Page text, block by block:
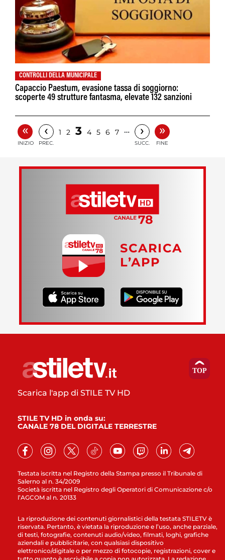
CONTROLLI DELLA MUNICIPALE
Capaccio Paestum, evasione tassa di soggiorno:
scoperte 49 strutture fantasma, elevate 132 sanzioni
«
INIZIO
‹
PREC.
1 2 3 4 5 6 7 … ›
SUCC.
»
FINE
SCARICA
L’APP
Testata iscritta nel Registro della Stampa presso il Tribunale di
Salerno al n. 34/2009
Società iscritta nel Registro degli Operatori di Comunicazione c/o
l’AGCOM al n. 20133
Scarica l'app di STILE TV HD
STILE TV HD in onda su:
CANALE 78 DEL DIGITALE TERRESTRE
La riproduzione dei contenuti giornalistici della testata STILETV è
riservata. Pertanto, è vietata la riproduzione e l’uso, anche parziale,
di testi, fotografie, contenuti audio/video, filmati, loghi, grafiche
aziendali e pubblicitarie, con qualsiasi dispositivo
elettronico/digitale o per mezzo di fotocopie, registrazioni, cover e